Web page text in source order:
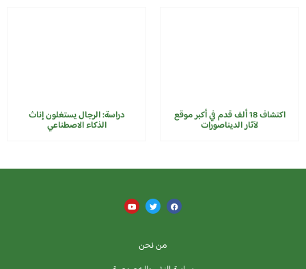
اكتشاف 18 ألف قدم في أكبر موقع
لآثار الديناصورات
دراسة: الرجال يستغلون إناث
الذكاء الاصطناعي
من نحن